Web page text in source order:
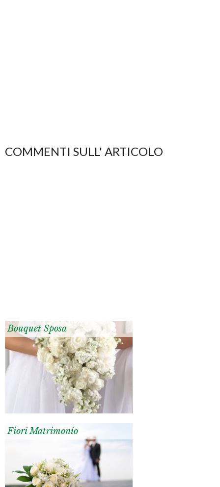
COMMENTI SULL' ARTICOLO
Bouquet Sposa
Fiori Matrimonio